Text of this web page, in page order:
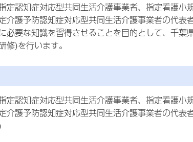
定認知症対応型共同生活介護事業者、指定看護小
介護予防認知症対応型共同生活介護事業者の代表
必要な知識を習得させることを目的として、千葉
)を行います。
定認知症対応型共同生活介護事業者、指定看護小
介護予防認知症対応型共同生活介護事業者の代